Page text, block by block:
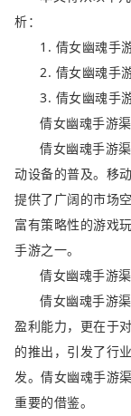
析：
1. 倩女幽魂手
2. 倩女幽魂手
3. 倩女幽魂手
倩女幽魂手游
倩女幽魂手游
动设备的普及。移
提供了广阔的市场
富有策略性的游戏
手游之一。
倩女幽魂手游
倩女幽魂手游
盈利能力，更在于
的推出，引发了行
发。倩女幽魂手游
重要的借鉴。